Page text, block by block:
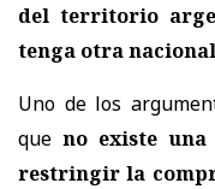
del territorio
tenga otra
Uno de los
que no existe
restringir la